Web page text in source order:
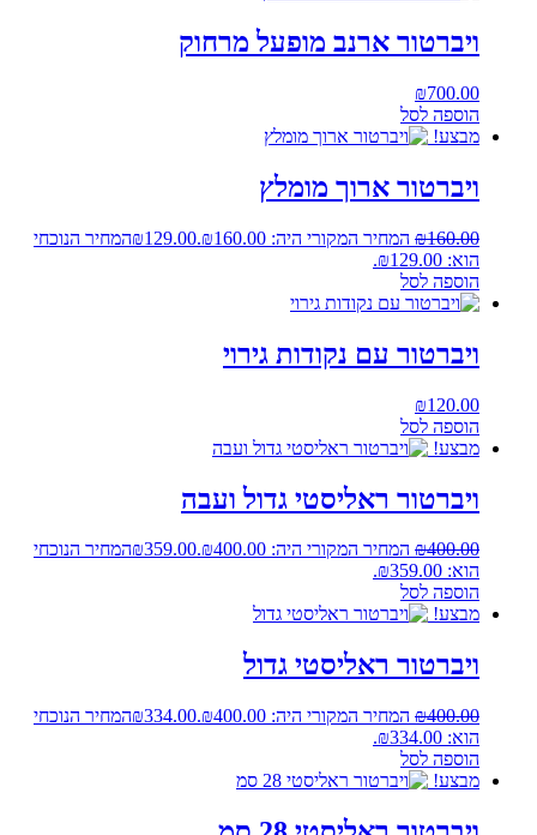
ויברטור ארנב מופעל מרחוק
₪700.00
הוספה לסל
מבצע!
ויברטור ארוך מומלץ
₪160.00 המחיר המקורי היה: ₪160.00. ₪129.00
המחיר הנוכחי
הוא: ₪129.00.
הוספה לסל
ויברטור עם נקודות גירוי
₪120.00
הוספה לסל
מבצע!
ויברטור ראליסטי גדול ועבה
₪400.00 המחיר המקורי היה: ₪400.00. ₪359.00
המחיר הנוכחי
הוא: ₪359.00.
הוספה לסל
מבצע!
ויברטור ראליסטי גדול
₪400.00 המחיר המקורי היה: ₪400.00. ₪334.00
המחיר הנוכחי
הוא: ₪334.00.
הוספה לסל
מבצע!